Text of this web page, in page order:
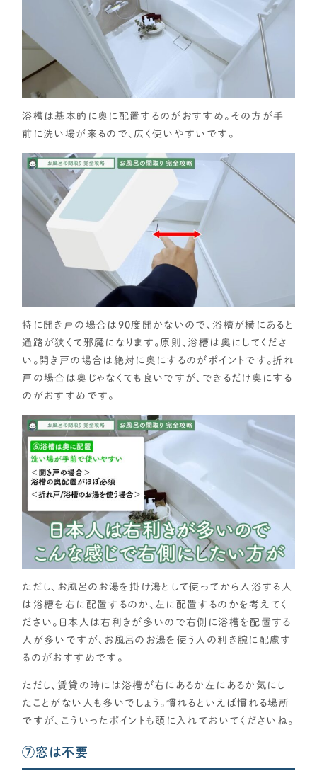
浴槽は基本的に奥に配置するのがおすすめ。その方が手
前に洗い場が来るので、広く使いやすいです。
特に開き戸の場合は90度開かないので、浴槽が横にあると
通路が狭くて邪魔になります。原則、浴槽は奥にしてくださ
い。開き戸の場合は絶対に奥にするのがポイントです。折れ
戸の場合は奥じゃなくても良いですが、できるだけ奥にする
のがおすすめです。
ただし、お風呂のお湯を掛け湯として使ってから入浴する人
は浴槽を右に配置するのか、左に配置するのかを考えてく
ださい。日本人は右利きが多いので右側に浴槽を配置する
人が多いですが、お風呂のお湯を使う人の利き腕に配慮す
るのがおすすめです。
ただし、賃貸の時には浴槽が右にあるか左にあるか気にし
たことがない人も多いでしょう。慣れるといえば慣れる場所
ですが、こういったポイントも頭に入れておいてくださいね。
⑦窓は不要